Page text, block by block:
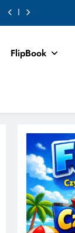
FlipBook